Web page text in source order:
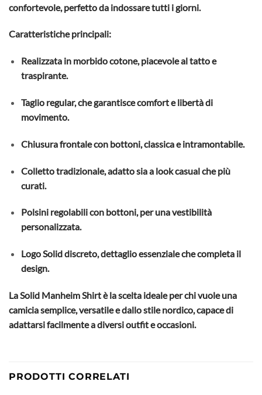
confortevole, perfetto da indossare tutti i giorni.
Caratteristiche principali:
Realizzata in morbido cotone, piacevole al tatto e
traspirante.
Taglio regular, che garantisce comfort e libertà di
movimento.
Chiusura frontale con bottoni, classica e intramontabile.
Colletto tradizionale, adatto sia a look casual che più
curati.
Polsini regolabili con bottoni, per una vestibilità
personalizzata.
Logo Solid discreto, dettaglio essenziale che completa il
design.
La Solid Manheim Shirt è la scelta ideale per chi vuole una
camicia semplice, versatile e dallo stile nordico, capace di
adattarsi facilmente a diversi outfit e occasioni.
PRODOTTI CORRELATI